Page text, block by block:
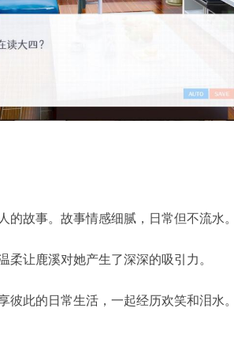
故事。故事情感细腻，日常但不流水。
让鹿溪对她产生了深深的吸引力。
彼此的日常生活，一起经历欢笑和泪水